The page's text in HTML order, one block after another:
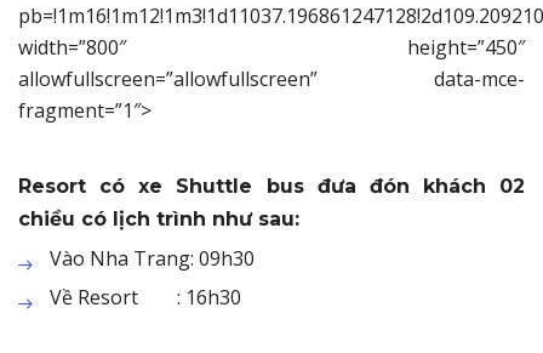
width=”800″ height=”450″
allowfullscreen=”allowfullscreen” data-mce-
fragment=”1″>
Resort có xe Shuttle bus đưa đón khách 02
chiều có lịch trình như sau:
Vào Nha Trang: 09h30
Về Resort : 16h30